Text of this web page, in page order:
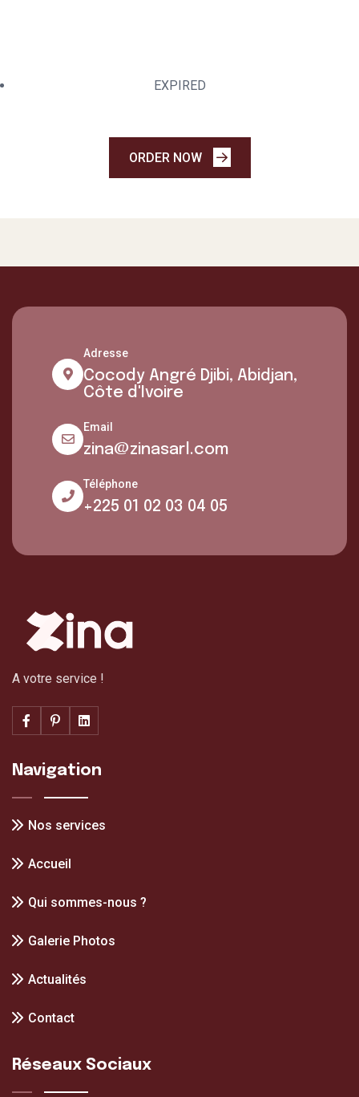
EXPIRED
ORDER NOW
Adresse
Cocody Angré Djibi, Abidjan,
Côte d'Ivoire
Email
zina@zinasarl.com
Téléphone
+225 01 02 03 04 05
A votre service !
Navigation
Nos services
Accueil
Qui sommes-nous ?
Galerie Photos
Actualités
Contact
Réseaux Sociaux